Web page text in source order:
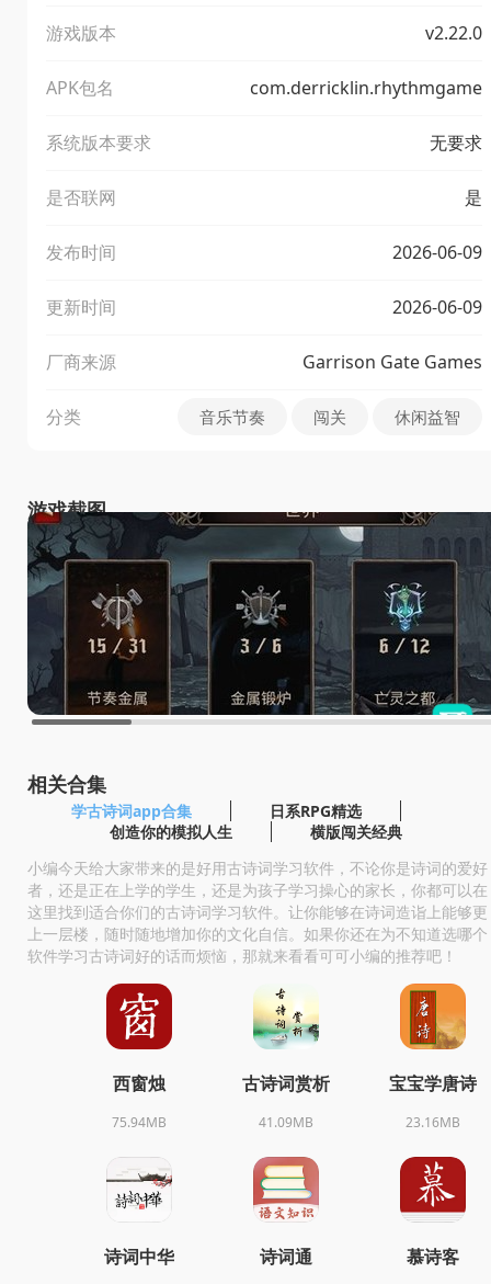
游戏版本 v2.22.0
APK包名 com.derricklin.rhythmgame
系统版本要求 无要求
是否联网 是
发布时间 2026-06-09
更新时间 2026-06-09
厂商来源 Garrison Gate Games
分类 音乐节奏 闯关 休闲益智
游戏截图
相关合集
学古诗词app合集
日系RPG精选
创造你的模拟人生
横版闯关经典
小编今天给大家带来的是好用古诗词学习软件，不论你是诗词的爱好
者，还是正在上学的学生，还是为孩子学习操心的家长，你都可以在
这里找到适合你们的古诗词学习软件。让你能够在诗词造诣上能够更
上一层楼，随时随地增加你的文化自信。如果你还在为不知道选哪个
软件学习古诗词好的话而烦恼，那就来看看可可小编的推荐吧！
西窗烛
75.94MB
古诗词赏析
41.09MB
宝宝学唐诗
23.16MB
诗词中华 诗词通 慕诗客